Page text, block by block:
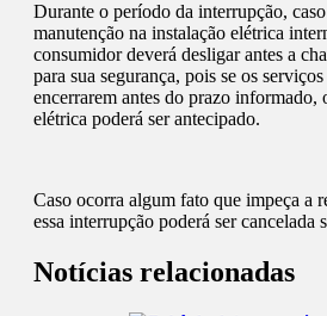
Durante o período da interrupção,
manutenção na instalação elétrica
consumidor deverá desligar antes a
para sua segurança, pois se os
encerrarem antes do prazo informado,
elétrica poderá ser antecipado.
Caso ocorra algum fato que impeça a
essa interrupção poderá ser cancelada
Notícias relacionadas